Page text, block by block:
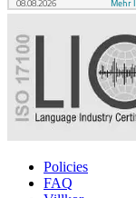
Policies
FAQ